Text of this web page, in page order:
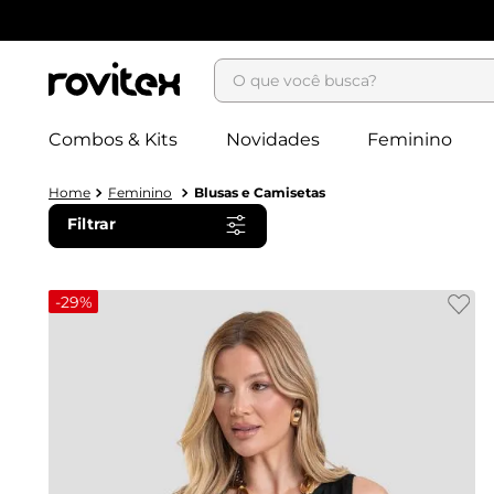
O que você busca?
Combos & Kits Novidades Feminino
Feminino Blusas e Camisetas
Filtrar
-29%